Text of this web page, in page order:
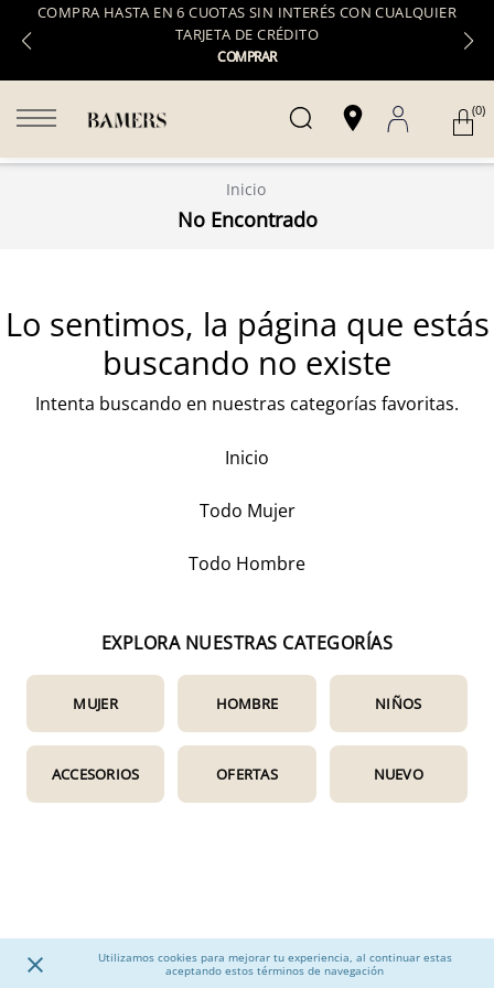
COMPRA HASTA EN 6 CUOTAS SIN INTERÉS CON CUALQUIER
TARJETA DE CRÉDITO
COMPRAR
Utilizamos cookies para mejorar tu experiencia, al continuar estas
aceptando estos términos de navegación
(0)
Inicio
No Encontrado
Lo sentimos, la página que estás
buscando no existe
Intenta buscando en nuestras categorías favoritas.
Inicio
Todo Mujer
Todo Hombre
EXPLORA NUESTRAS CATEGORÍAS
MUJER HOMBRE NIÑOS
ACCESORIOS OFERTAS NUEVO